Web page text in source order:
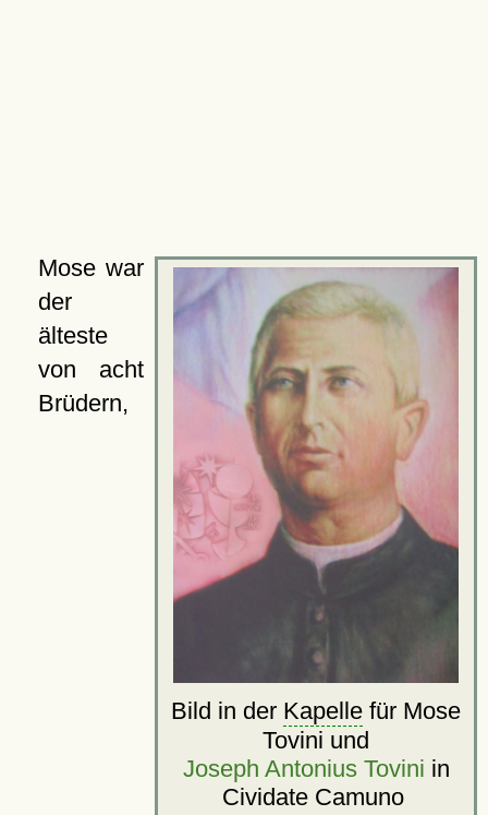
Bild in der Kapelle für Mose
Tovini und
Joseph Antonius Tovini in
Cividate Camuno
Mose war
der
älteste
von acht
Brüdern,